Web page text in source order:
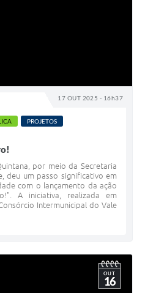
17 OUT 2025 - 16h37
PROJETOS
por meio da Secretaria
deu um passo significativo em
com o lançamento da ação
A iniciativa, realizada em
Intermunicipal do Vale
OUT
16